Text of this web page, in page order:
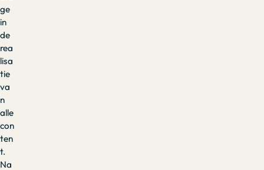
ge
in
de
rea
lisa
tie
va
n
alle
con
ten
t.
Na